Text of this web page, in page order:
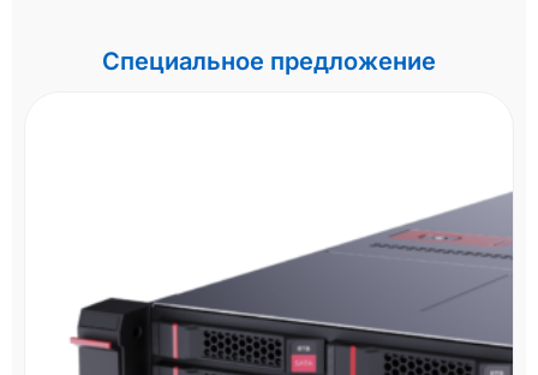
Специальное предложение